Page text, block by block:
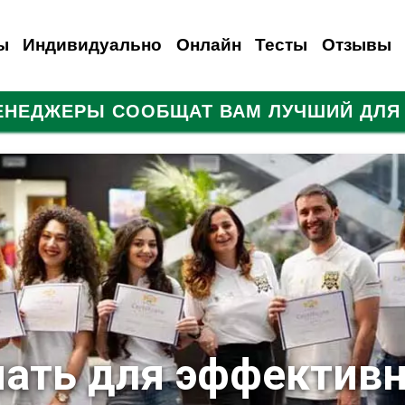
Итальянский Русский Польский
Индивидуально
Испанский Итальянский Турецкий
Онлайн
Французский Итальянский Для иностранцев
Тесты Отзывы
СООБЩАТ ВАМ ЛУЧШИЙ ДЛЯ
для